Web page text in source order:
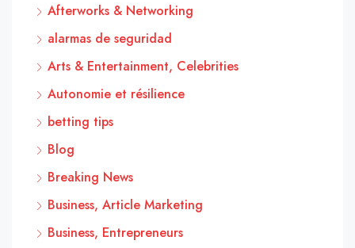
Afterworks & Networking
alarmas de seguridad
Arts & Entertainment, Celebrities
Autonomie et résilience
betting tips
Blog
Breaking News
Business, Article Marketing
Business, Entrepreneurs